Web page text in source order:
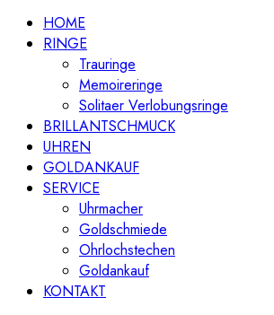
HOME
RINGE
Trauringe
Memoireringe
Solitaer Verlobungsringe
BRILLANTSCHMUCK
UHREN
GOLDANKAUF
SERVICE
Uhrmacher
Goldschmiede
Ohrlochstechen
Goldankauf
KONTAKT